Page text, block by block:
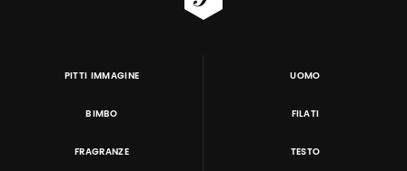
PITTI IMMAGINE UOMO
BIMBO FILATI
FRAGRANZE TESTO